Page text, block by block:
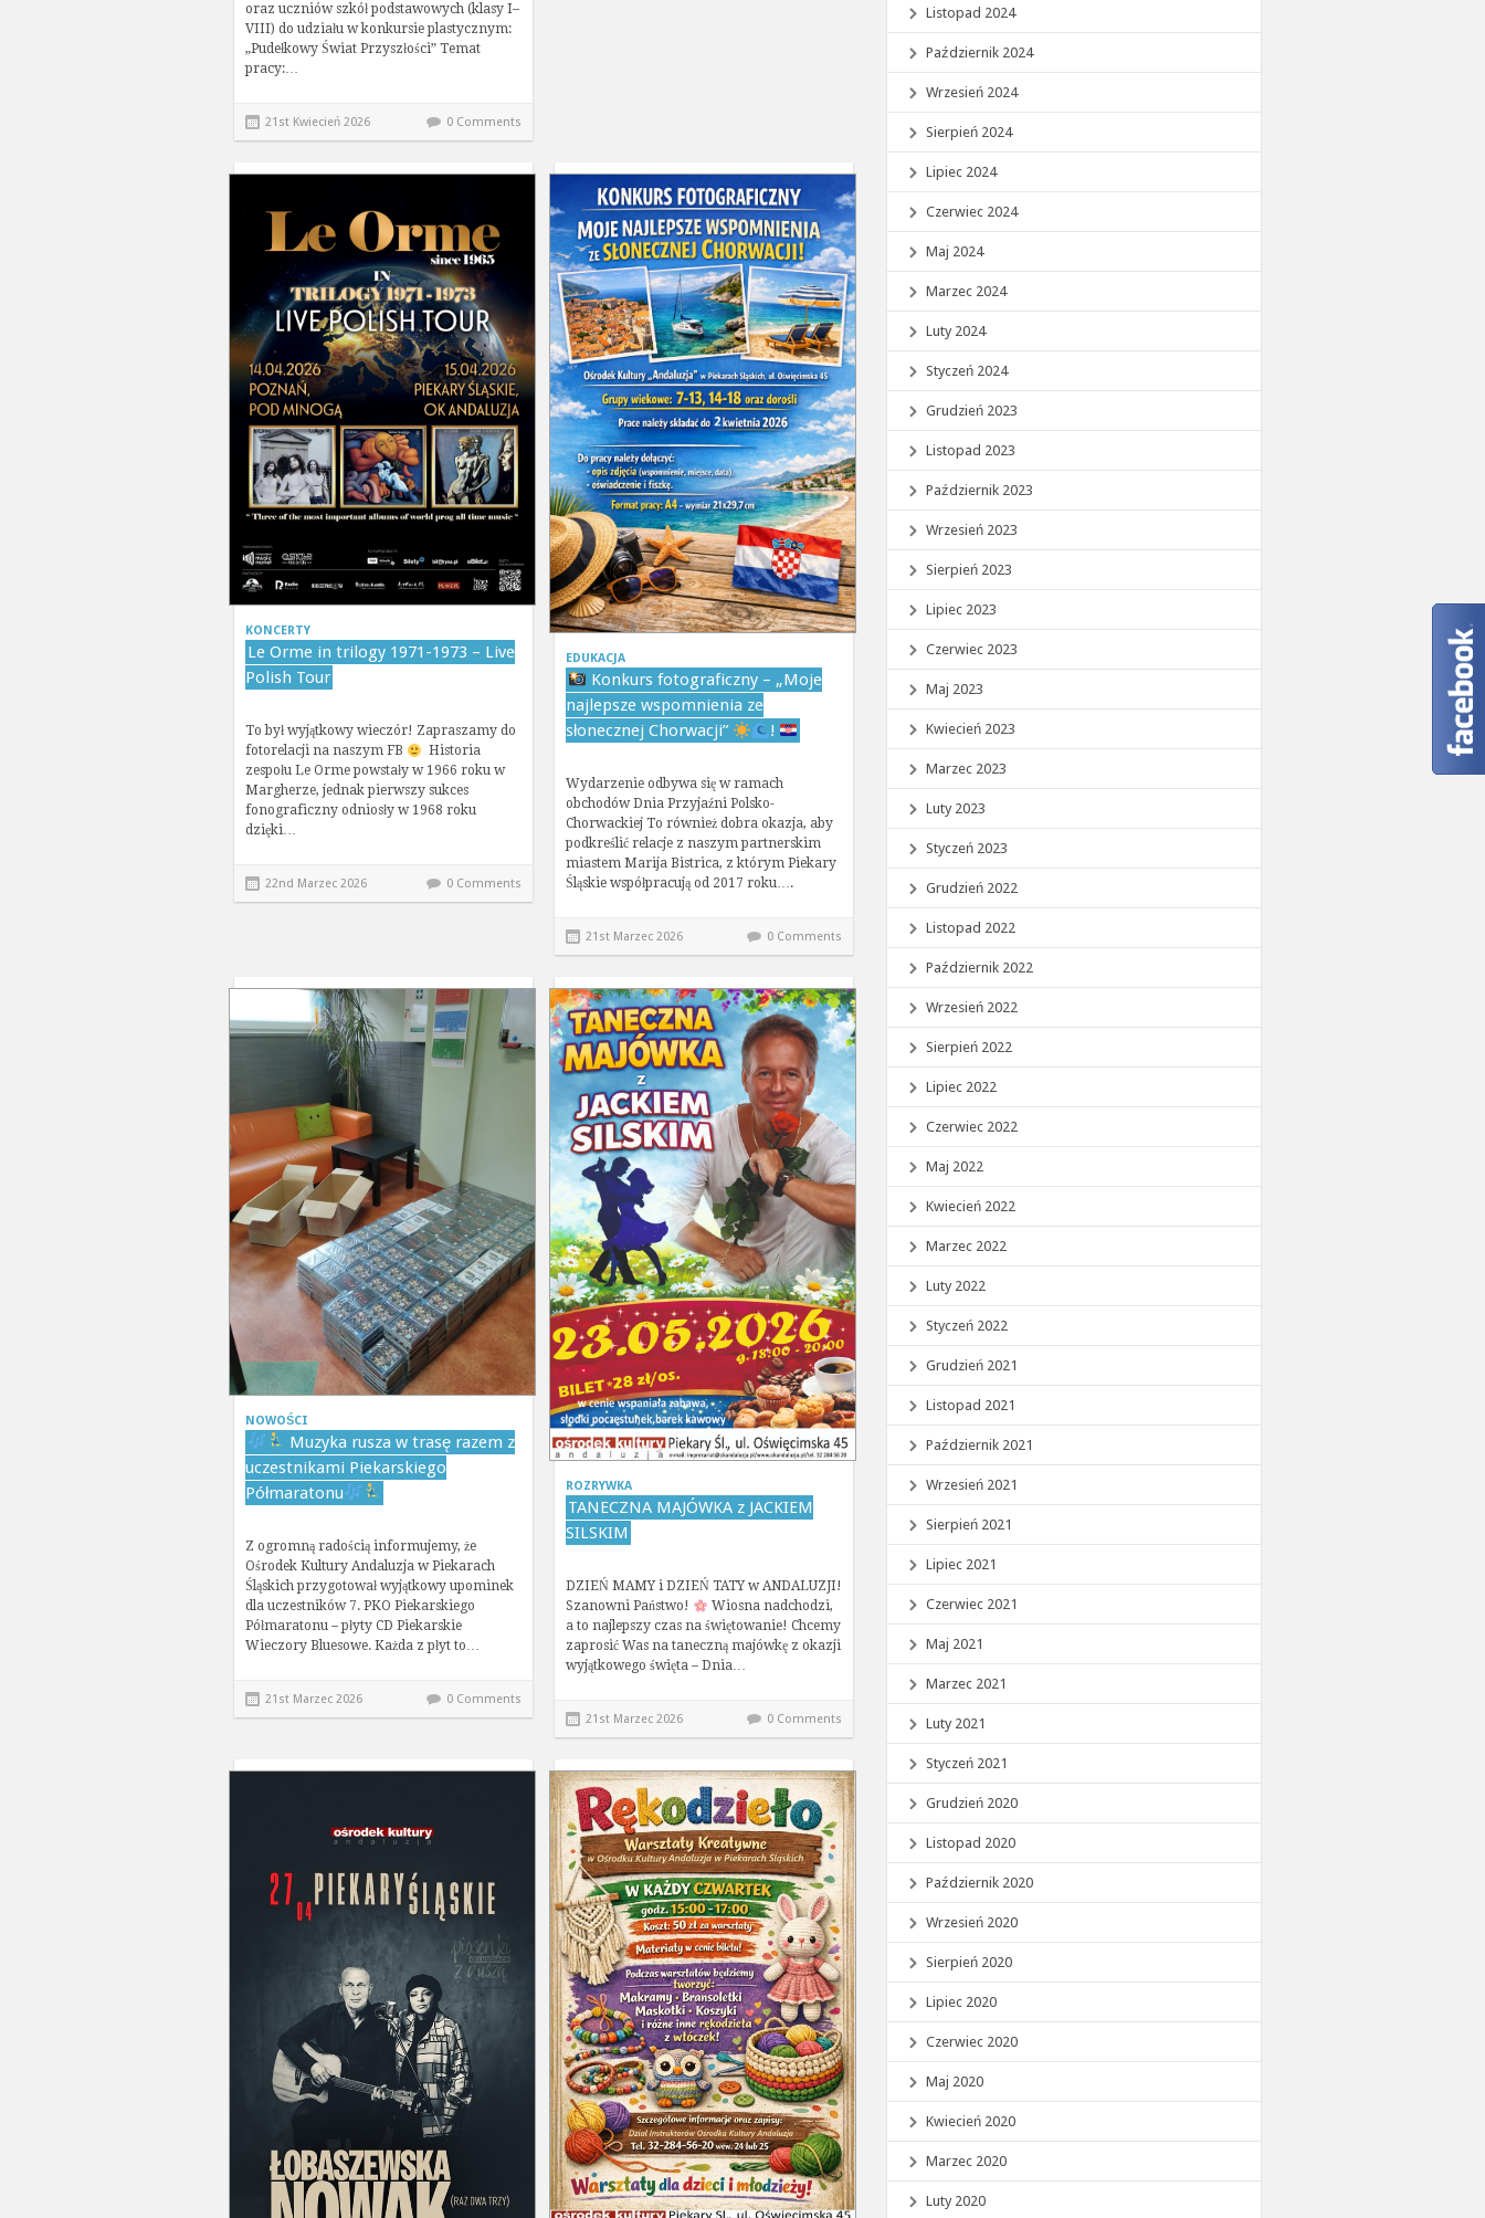
oraz uczniów szkół podstawowych (klasy I–
VIII) do udziału w konkursie plastycznym:
„Pudełkowy Świat Przyszłości” Temat
pracy:…
21st Kwiecień 2026 0 Comments
KONCERTY
Le Orme in trilogy 1971-1973 – Live
Polish Tour
To był wyjątkowy wieczór! Zapraszamy do
fotorelacji na naszym FB
Historia
zespołu Le Orme powstały w 1966 roku w
Margherze, jednak pierwszy sukces
fonograficzny odniosły w 1968 roku
dzięki…
22nd Marzec 2026 0 Comments
EDUKACJA
Konkurs fotograficzny – „Moje
najlepsze wspomnienia ze
słonecznej Chorwacji”
!
Wydarzenie odbywa się w ramach
obchodów Dnia Przyjaźni Polsko-
Chorwackiej To również dobra okazja, aby
podkreślić relacje z naszym partnerskim
miastem Marija Bistrica, z którym Piekary
Śląskie współpracują od 2017 roku….
21st Marzec 2026 0 Comments
NOWOŚCI
Muzyka rusza w trasę razem z
uczestnikami Piekarskiego
Półmaratonu
Z ogromną radością informujemy, że
Ośrodek Kultury Andaluzja w Piekarach
Śląskich przygotował wyjątkowy upominek
dla uczestników 7. PKO Piekarskiego
Półmaratonu – płyty CD Piekarskie
Wieczory Bluesowe. Każda z płyt to…
21st Marzec 2026 0 Comments
ROZRYWKA
TANECZNA MAJÓWKA z JACKIEM
SILSKIM
DZIEŃ MAMY i DZIEŃ TATY w ANDALUZJI!
Szanowni Państwo!
Wiosna nadchodzi,
a to najlepszy czas na świętowanie! Chcemy
zaprosić Was na taneczną majówkę z okazji
wyjątkowego święta – Dnia…
21st Marzec 2026 0 Comments
Listopad 2024
Październik 2024
Wrzesień 2024
Sierpień 2024
Lipiec 2024
Czerwiec 2024
Maj 2024
Marzec 2024
Luty 2024
Styczeń 2024
Grudzień 2023
Listopad 2023
Październik 2023
Wrzesień 2023
Sierpień 2023
Lipiec 2023
Czerwiec 2023
Maj 2023
Kwiecień 2023
Marzec 2023
Luty 2023
Styczeń 2023
Grudzień 2022
Listopad 2022
Październik 2022
Wrzesień 2022
Sierpień 2022
Lipiec 2022
Czerwiec 2022
Maj 2022
Kwiecień 2022
Marzec 2022
Luty 2022
Styczeń 2022
Grudzień 2021
Listopad 2021
Październik 2021
Wrzesień 2021
Sierpień 2021
Lipiec 2021
Czerwiec 2021
Maj 2021
Marzec 2021
Luty 2021
Styczeń 2021
Grudzień 2020
Listopad 2020
Październik 2020
Wrzesień 2020
Sierpień 2020
Lipiec 2020
Czerwiec 2020
Maj 2020
Kwiecień 2020
Marzec 2020
Luty 2020